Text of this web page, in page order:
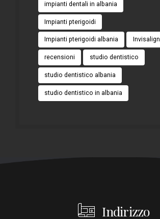
impianti dentali in albania
Impianti pterigoidi
Impianti pterigoidi albania Invisalign
recensioni studio dentistico
studio dentistico albania
studio dentistico in albania
Indirizzo